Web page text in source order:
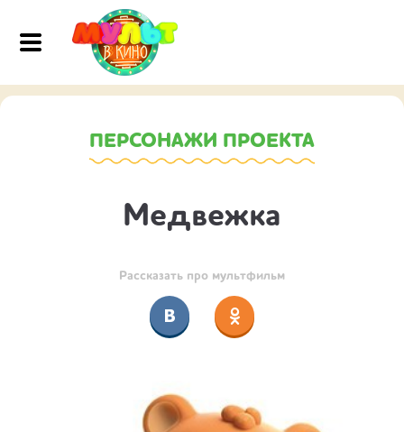
ПЕРСОНАЖИ ПРОЕКТА
Медвежка
Рассказать про мультфильм